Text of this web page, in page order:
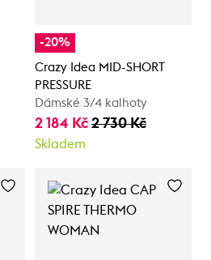
-20%
Crazy Idea MID-SHORT
PRESSURE
Dámské 3/4 kalhoty
2 184 Kč 2 730 Kč
Skladem